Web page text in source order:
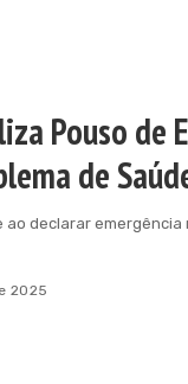
Pouso de
de
ao declarar emergência
2025